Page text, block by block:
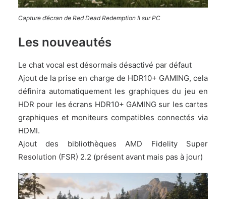
Capture d’écran de Red Dead Redemption II sur PC
Les nouveautés
Le chat vocal est désormais désactivé par défaut
Ajout de la prise en charge de HDR10+ GAMING, cela
définira automatiquement les graphiques du jeu en
HDR pour les écrans HDR10+ GAMING sur les cartes
graphiques et moniteurs compatibles connectés via
HDMI.
Ajout des bibliothèques AMD Fidelity Super
Resolution (FSR) 2.2 (présent avant mais pas à jour)